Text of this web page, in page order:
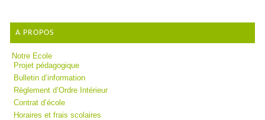
A PROPOS
Notre Ecole
Projet pédagogique
Bulletin d’information
Règlement d’Ordre Intérieur
Contrat d’école
Horaires et frais scolaires